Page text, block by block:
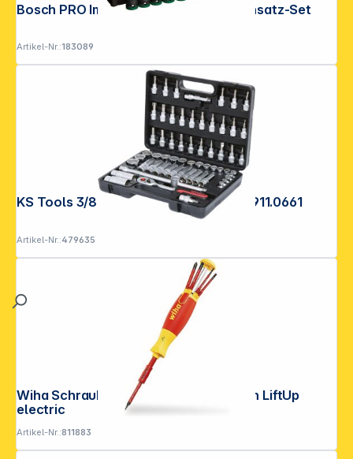
Bosch PRO Impact Steckschlüssel- einsatz-Set
Artikel-Nr.:183089
KS Tools 3/8" Steckschl.-Satz 61-tlg. 911.0661
Artikel-Nr.:479635
Wiha Schraubendreher mit Bit Magazin LiftUp
electric
Artikel-Nr.:811883